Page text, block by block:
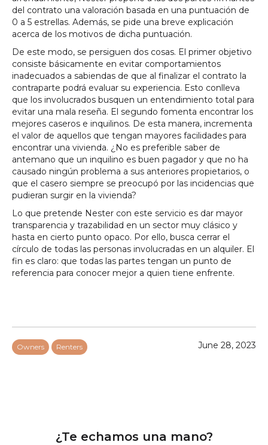
del contrato una valoración basada en una puntuación de
0 a 5 estrellas. Además, se pide una breve explicación
acerca de los motivos de dicha puntuación.
De este modo, se persiguen dos cosas. El primer objetivo
consiste básicamente en evitar comportamientos
inadecuados a sabiendas de que al finalizar el contrato la
contraparte podrá evaluar su experiencia. Esto conlleva
que los involucrados busquen un entendimiento total para
evitar una mala reseña. El segundo fomenta encontrar los
mejores caseros e inquilinos. De esta manera, incrementa
el valor de aquellos que tengan mayores facilidades para
encontrar una vivienda. ¿No es preferible saber de
antemano que un inquilino es buen pagador y que no ha
causado ningún problema a sus anteriores propietarios, o
que el casero siempre se preocupó por las incidencias que
pudieran surgir en la vivienda?
Lo que pretende Nester con este servicio es dar mayor
transparencia y trazabilidad en un sector muy clásico y
hasta en cierto punto opaco. Por ello, busca cerrar el
círculo de todas las personas involucradas en un alquiler. El
fin es claro: que todas las partes tengan un punto de
referencia para conocer mejor a quien tiene enfrente.
Owners Renters June 28, 2023
¿Te echamos una mano?